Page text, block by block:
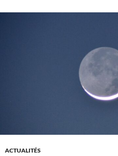
ACTUALITÉS